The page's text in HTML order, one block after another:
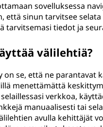
sovelluksessa
että sinun tarvitsee
tarvitsemasi tiedot ja
välilehtiä?
se, että ne parantavat
menettämättä
verkkoa,
manuaalisesti tai
avulla kehittäjät